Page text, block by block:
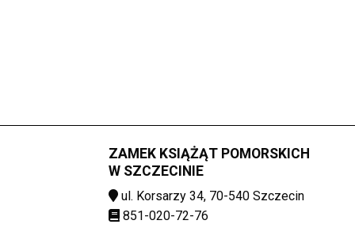
ZAMEK KSIĄŻĄT POMORSKICH
W SZCZECINIE
ul. Korsarzy 34, 70-540 Szczecin
851-020-72-76